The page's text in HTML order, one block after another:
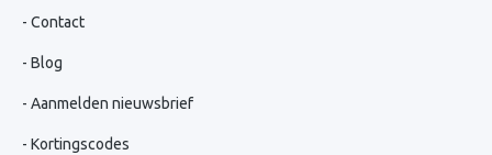
Contact
Blog
Aanmelden nieuwsbrief
Kortingscodes